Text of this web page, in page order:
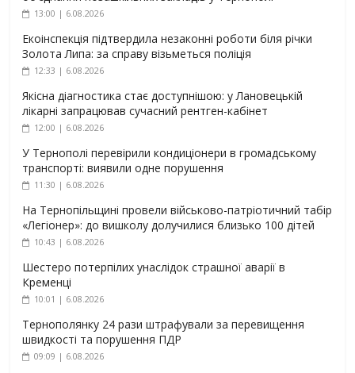
13:00 | 6.08.2026
Екоінспекція підтвердила незаконні роботи біля річки
Золота Липа: за справу візьметься поліція
12:33 | 6.08.2026
Якісна діагностика стає доступнішою: у Лановецькій
лікарні запрацював сучасний рентген-кабінет
12:00 | 6.08.2026
У Тернополі перевірили кондиціонери в громадському
транспорті: виявили одне порушення
11:30 | 6.08.2026
На Тернопільщині провели військово-патріотичний табір
«Легіонер»: до вишколу долучилися близько 100 дітей
10:43 | 6.08.2026
Шестеро потерпілих унаслідок страшної аварії в
Кременці
10:01 | 6.08.2026
Тернополянку 24 рази штрафували за перевищення
швидкості та порушення ПДР
09:09 | 6.08.2026